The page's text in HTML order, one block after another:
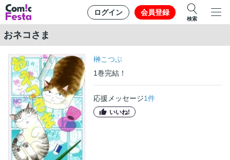
ログイン 会員登録
検索
おネコさま
榊こつぶ
1巻完結！
応援メッセージ1件
いいね!